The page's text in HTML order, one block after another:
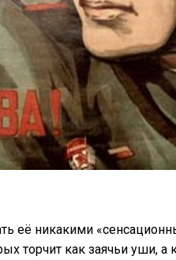
её никакими
торчит как заячьи уши, а